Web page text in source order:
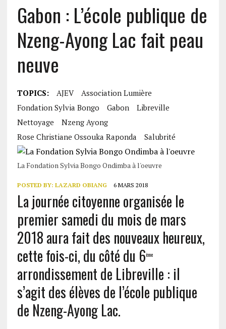
Gabon : L’école publique de
Nzeng-Ayong Lac fait peau
neuve
TOPICS: AJEV
Association Lumière
Fondation Sylvia Bongo
Gabon
Libreville
Nettoyage
Nzeng Ayong
Rose Christiane Ossouka Raponda
Salubrité
La Fondation Sylvia Bongo Ondimba à l'oeuvre
POSTED BY: LAZARD OBIANG 6 MARS 2018
La journée citoyenne organisée le
premier samedi du mois de mars
2018 aura fait des nouveaux heureux,
cette fois-ci, du côté du 6ème
arrondissement de Libreville : il
s’agit des élèves de l’école publique
de Nzeng-Ayong Lac.